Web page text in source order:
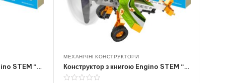
Конструктор з книгою Engino STEM “Як працює інерція” Space2006 (STL26)
МЕХАНІЧНІ КОНСТРУКТОРИ
Конструктор з книгою Engino STEM “Як працює сонячна енергія” Space2019 (STL20-EN)